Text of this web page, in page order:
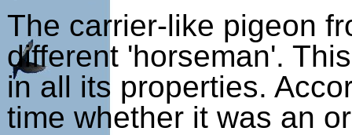
The carrier-like pigeon
different 'horseman'.
in all its properties.
time whether it was an